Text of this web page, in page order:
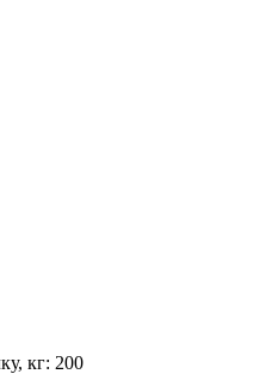
кг: 200